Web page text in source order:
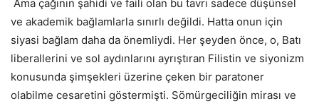
Ama çağının şahidi ve faili olan bu tavrı sadece düşünsel
ve akademik bağlamlarla sınırlı değildi. Hatta onun için
siyasi bağlam daha da önemliydi. Her şeyden önce, o, Batı
liberallerini ve sol aydınlarını ayrıştıran Filistin ve siyonizm
konusunda şimşekleri üzerine çeken bir paratoner
olabilme cesaretini göstermişti. Sömürgeciliğin mirası ve